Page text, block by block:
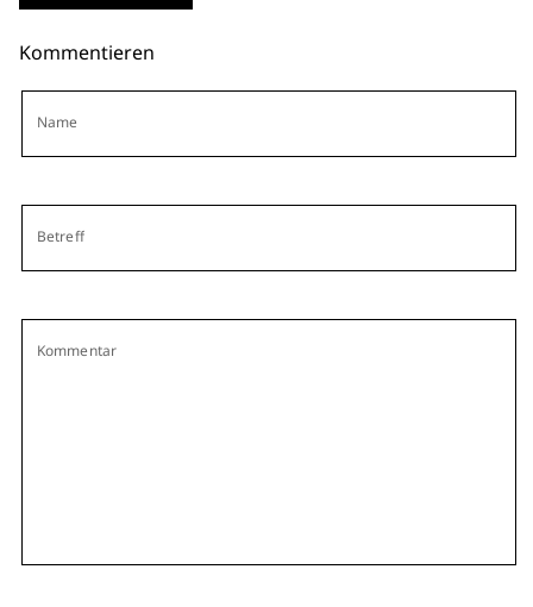
Kommentieren
Name
Betreff
Kommentar